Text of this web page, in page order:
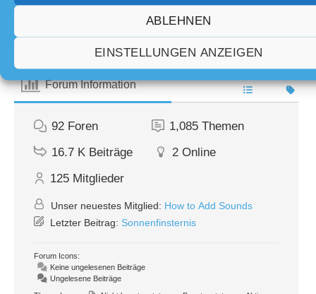
ABLEHNEN
EINSTELLUNGEN ANZEIGEN
Forum Information
92 Foren 1,085 Themen
16.7 K Beiträge 2 Online
125 Mitglieder
Unser neuestes Mitglied: How to Add Sounds
Letzter Beitrag: Sonnenfinsternis
Forum Icons:
Keine ungelesenen Beiträge
Ungelesene Beiträge